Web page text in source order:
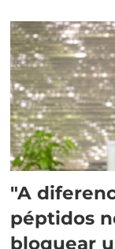
"A
péptidos
bloquear